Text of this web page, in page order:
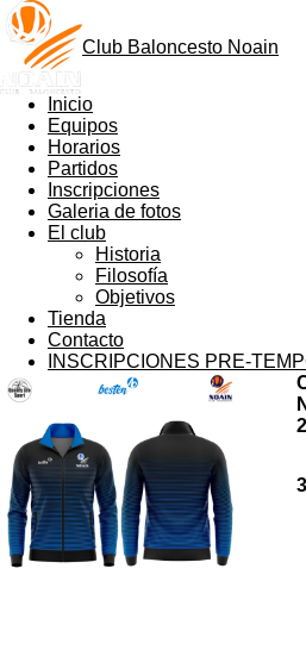
Club Baloncesto Noain
Inicio
Equipos
Horarios
Partidos
Inscripciones
Galeria de fotos
El club
Historia
Filosofía
Objetivos
Tienda
Contacto
INSCRIPCIONES PRE-